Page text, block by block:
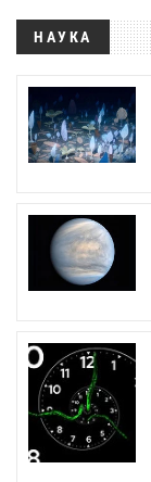
НАУКА